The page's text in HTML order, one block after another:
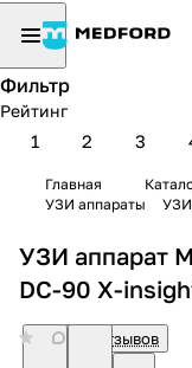
Фильтр
Рейтинг
1 2 3
Главная
УЗИ аппараты
УЗИ
УЗИ аппарат
DC-90 X-
Нет отзывов